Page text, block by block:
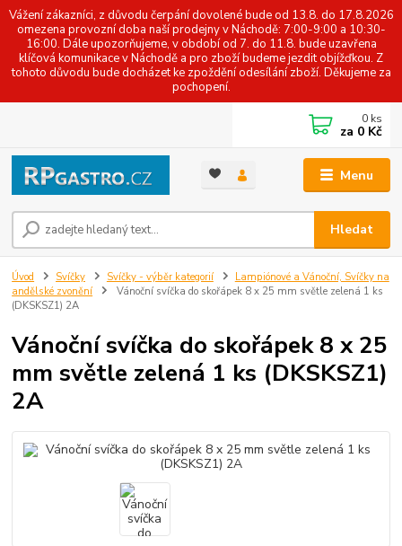
Vážení zákazníci, z důvodu čerpání dovolené bude od 13.8. do 17.8.2026
omezena provozní doba naší prodejny v Náchodě: 7:00-9:00 a 10:30-
16:00. Dále upozorňujeme, v období od 7. do 11.8. bude uzavřena
klíčová komunikace v Náchodě a pro zboží budeme jezdit objížďkou. Z
tohoto důvodu bude docházet ke zpoždění odesílání zboží. Děkujeme za
pochopení.
Menu
Hledat
0 ks
za 0 Kč
Úvod Svíčky Svíčky - výběr kategorií
Lampiónové a Vánoční, Svíčky na
andělské zvonění
Vánoční svíčka do skořápek 8 x 25 mm světle zelená 1 ks
(DKSKSZ1) 2A
Vánoční svíčka do skořápek 8 x 25
mm světle zelená 1 ks (DKSKSZ1)
2A